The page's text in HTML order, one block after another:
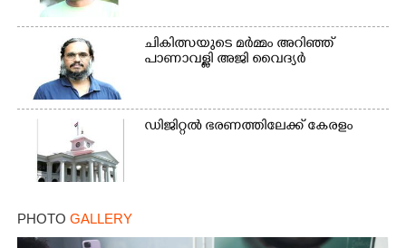
ചികിത്സയുടെ മർമ്മം അറിഞ്ഞ്
പാണാവള്ളി അജി വൈദ്യർ
ഡിജിറ്റൽ ഭരണത്തിലേക്ക് കേരളം
PHOTO GALLERY